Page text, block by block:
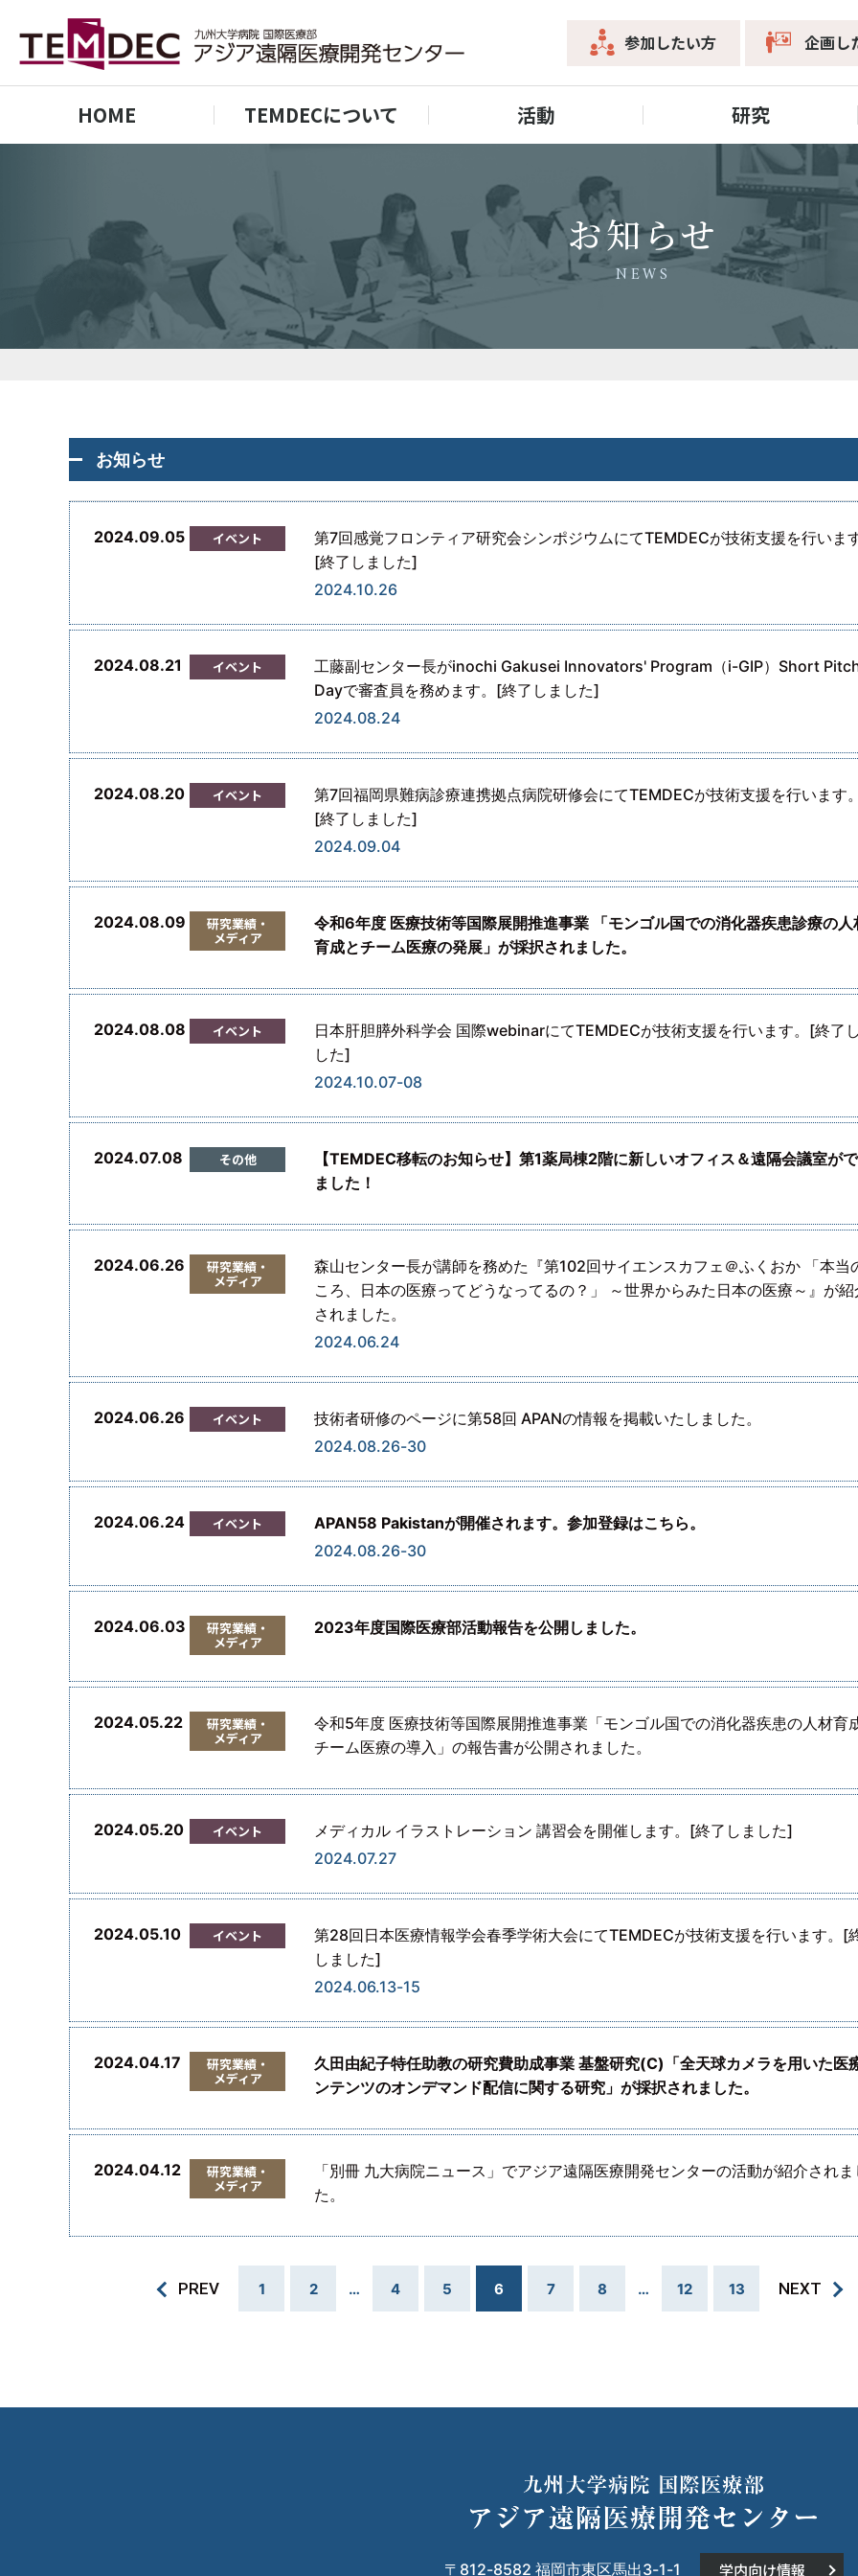
参加したい方 企画し
HOME TEMDECについて 活動 研究
お知らせ
NEWS
お知らせ
2024.09.05 イベント
第7回感覚フロンティア研究会シンポジウムにてTEMDECが技術支援を行いま
[終了しました]
2024.10.26
2024.08.21 イベント
工藤副センター長がinochi Gakusei Innovators' Program（i-GIP）Short
Dayで審査員を務めます。[終了しました]
2024.08.24
2024.08.20 イベント
第7回福岡県難病診療連携拠点病院研修会にてTEMDECが技術支援を行います
[終了しました]
2024.09.04
2024.08.09 研究業績・
メディア
令和6年度 医療技術等国際展開推進事業 「モンゴル国での消化器疾患診療の人
育成とチーム医療の発展」が採択されました。
2024.08.08 イベント
日本肝胆膵外科学会 国際webinarにてTEMDECが技術支援を行います。[終了
した]
2024.10.07-08
2024.07.08 その他
【TEMDEC移転のお知らせ】第1薬局棟2階に新しいオフィス＆遠隔会議室が
ました！
2024.06.26 研究業績・
メディア
森山センター長が講師を務めた『第102回サイエンスカフェ＠ふくおか 「本当
ころ、日本の医療ってどうなってるの？」 ～世界からみた日本の医療～』が紹
されました。
2024.06.24
2024.06.26 イベント
技術者研修のページに第58回 APANの情報を掲載いたしました。
2024.08.26-30
2024.06.24 イベント
APAN58 Pakistanが開催されます。参加登録はこちら。
2024.08.26-30
2024.06.03 研究業績・
メディア
2023年度国際医療部活動報告を公開しました。
2024.05.22 研究業績・
メディア
令和5年度 医療技術等国際展開推進事業「モンゴル国での消化器疾患の人材育
チーム医療の導入」の報告書が公開されました。
2024.05.20 イベント
メディカル イラストレーション 講習会を開催します。[終了しました]
2024.07.27
2024.05.10 イベント
第28回日本医療情報学会春季学術大会にてTEMDECが技術支援を行います。[
しました]
2024.06.13-15
2024.04.17 研究業績・
メディア
久田由紀子特任助教の研究費助成事業 基盤研究(C)「全天球カメラを用いた医
ンテンツのオンデマンド配信に関する研究」が採択されました。
2024.04.12 研究業績・
メディア
「別冊 九大病院ニュース」でアジア遠隔医療開発センターの活動が紹介されま
た。
PREV 1 2 … 4 5 6 7 8 … 12 13 NEXT
〒812-8582 福岡市東区馬出3-1-1 学内向け情報